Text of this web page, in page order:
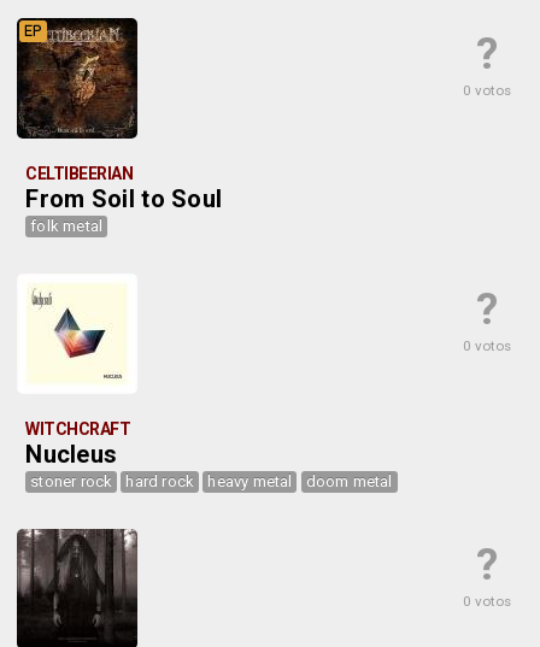
?
0 votos
EP
CELTIBEERIAN
From Soil to Soul
folk metal
?
0 votos
WITCHCRAFT
Nucleus
stoner rock hard rock heavy metal doom metal
?
0 votos